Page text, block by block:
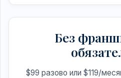
Без
$99 разово или $119/